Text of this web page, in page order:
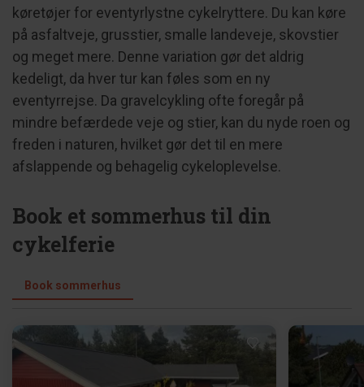
køretøjer for eventyrlystne cykelryttere. Du kan køre
på asfaltveje, grusstier, smalle landeveje, skovstier
og meget mere. Denne variation gør det aldrig
kedeligt, da hver tur kan føles som en ny
eventyrrejse. Da gravelcykling ofte foregår på
mindre befærdede veje og stier, kan du nyde roen og
freden i naturen, hvilket gør det til en mere
afslappende og behagelig cykeloplevelse.
Book et sommerhus til din
cykelferie
Book sommerhus